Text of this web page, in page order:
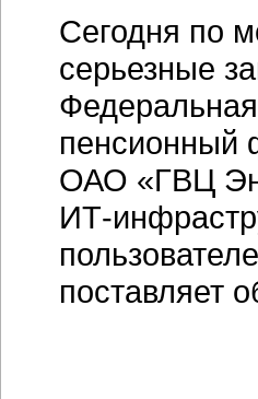
Сегодня по
серьезные
пенсионный
ОАО «ГВЦ
ИТ-
поставляет